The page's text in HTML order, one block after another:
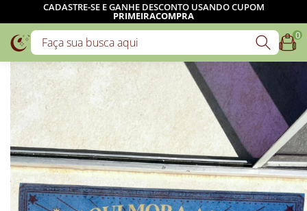
CADASTRE-SE E GANHE DESCONTO USANDO CUPOM
PRIMEIRACOMPRA
0